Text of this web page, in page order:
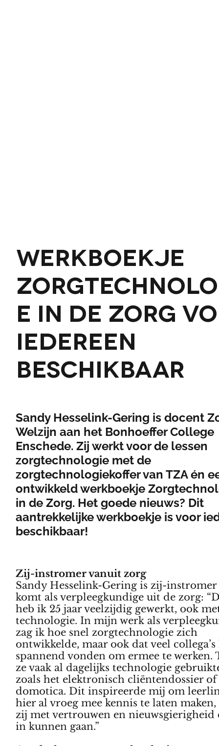
Werkboekje
e in de Zorg
iedereen
beschikbaar
Sandy Hesselink-Gering is docent
Welzijn aan het Bonhoeffer College
Enschede. Zij werkt voor de lessen
zorgtechnologie met de
zorgtechnologiekoffer van TZA én
ontwikkeld werkboekje
in de Zorg. Het goede nieuws? Dit
aantrekkelijke werkboekje is voor
beschikbaar!
Zij-instromer vanuit zorg
Sandy Hesselink-Gering is zij-instromer
komt als verpleegkundige uit de zorg:
heb ik 25 jaar veelzijdig gewerkt, ook
technologie. In mijn werk als
zag ik hoe snel zorgtechnologie zich
ontwikkelde, maar ook dat veel collega’s
spannend vonden om ermee te werken.
ze vaak al dagelijks technologie
zoals het elektronisch cliëntendossier of
domotica. Dit inspireerde mij om
hier al vroeg mee kennis te laten
zij met vertrouwen en nieuwsgierigheid
in kunnen gaan.”